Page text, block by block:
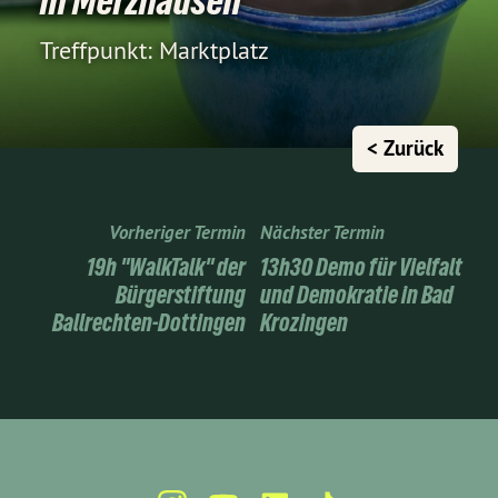
Treffpunkt: Marktplatz
< Zurück
Vorheriger Termin
19h "WalkTalk" der
Bürgerstiftung
Ballrechten-Dottingen
Nächster Termin
13h30 Demo für Vielfalt
und Demokratie in Bad
Krozingen